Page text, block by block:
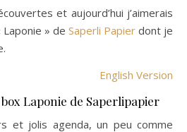
et aujourd’hui j’aimerais
» de Saperli Papier dont je
English Version
Laponie de Saperlipapier
et jolis agenda, un peu comme